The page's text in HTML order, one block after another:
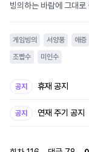
빙의하는 바람에 그대
게임의 본래 전개 대로
개소리나 읊었다. “잘
게도 먹혀들었다. 내 개
안을 건네는데... “저를
함께 마왕을 잡은 다음,
렇게, 나는 용사의 통수
게임빙의 서양풍 애증
조빱수
미인수
공지 휴재 공지
공지 연재 주기 공지